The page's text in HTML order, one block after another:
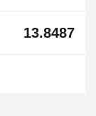
13.8487